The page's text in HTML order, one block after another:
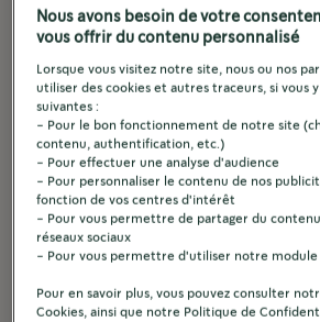
leur
l'expérience
iconique des
Starbucks®
lieu de travail.
Nous avons besoin de votre
vous offrir du contenu personnalisé
Lorsque vous visitez notre site, nous ou nos
utiliser des cookies et autres traceurs, si vous
suivantes :
- Pour le bon fonctionnement de notre site
contenu, authentification, etc.)
- Pour effectuer une analyse d'audience
- Pour personnaliser le contenu de nos
fonction de vos centres d'intérêt
- Pour vous permettre de partager du
réseaux sociaux
- Pour vous permettre d'utiliser notre module
Pour en savoir plus, vous pouvez consulter
Cookies, ainsi que notre Politique de